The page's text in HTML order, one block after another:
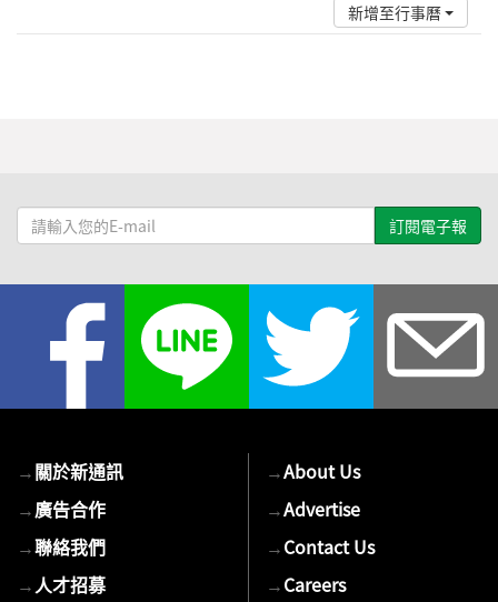
新增至行事曆
請
輸
→關於新通訊
→廣告合作
→聯絡我們
→人才招募
→About Us
→Advertise
→Contact Us
→Careers